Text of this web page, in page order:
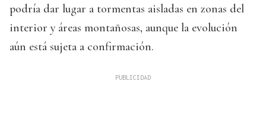
podría dar lugar a tormentas aisladas en zonas del
interior y áreas montañosas, aunque la evolución
aún está sujeta a confirmación.